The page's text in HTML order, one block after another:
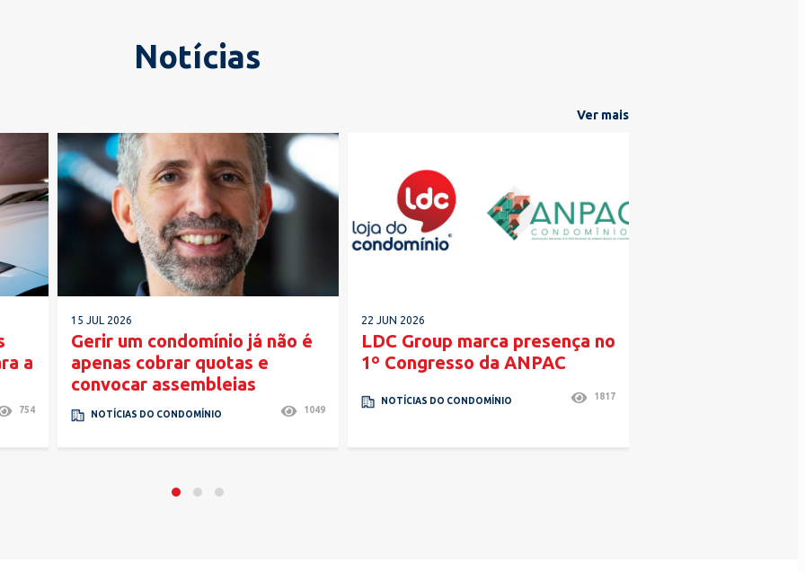
Notícias
Ver mais
a
754
15 JUL 2026
Gerir um condomínio já não é
apenas cobrar quotas e
convocar assembleias
NOTÍCIAS DO CONDOMÍNIO 1049
22 JUN 2026
LDC Group marca presença no
1º Congresso da ANPAC
NOTÍCIAS DO CONDOMÍNIO 1817